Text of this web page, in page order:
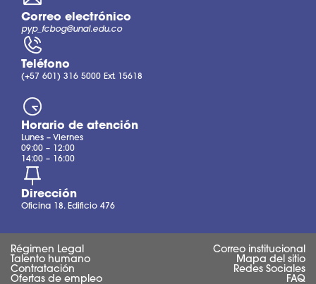
Correo electrónico
pyp_fcbog@unal.edu.co
Teléfono
(+57 601) 316 5000 Ext. 15618
Horario de atención
Lunes – Viernes
09:00 – 12:00
14:00 – 16:00
Dirección
Oficina 18. Edificio 476
Régimen Legal
Talento humano
Contratación
Ofertas de empleo
Correo institucional
Mapa del sitio
Redes Sociales
FAQ